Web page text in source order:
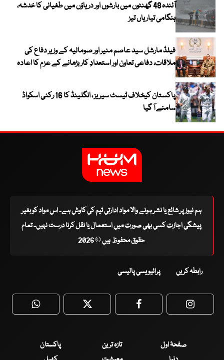
آئندہ 48 گھنٹوں میں بارشوں اور دریاؤں میں طغیانی کا خدشہ،
ہنگامی تیاریاں تیز
فیلڈ مارشل سید عاصم منیر اور صومالیہ کے وزیر دفاع کی
ملاقات، دفاعی تعاون اور استعدادِ کار بڑھانے کے عزم کا اعادہ
پاکستان کیخلاف ٹیسٹ سیریز ، انگلینڈ کا 16 رکنی اسکواڈ
سامنے آ گیا
ہم نیوز پر شائع یا نشر ہونے والا مواد ادارتی ٹیم کی کاوش ہے۔ اس مواد کو بغیر
پیشگی اجازت کسی بھی صورت میں استعمال یا نقل کرنا درست نہیں۔ تمام
حقوق محفوظ ہیں © 2026
رابطہ کریں پرائیویسی پالیسی
WhatsApp Twitter Facebook
صفحۂ اول تازہ ترین
پاکستان